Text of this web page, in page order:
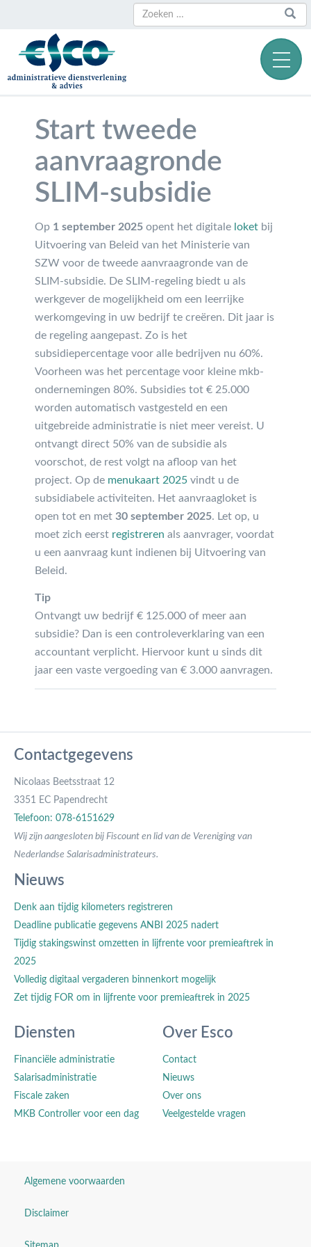
Zoeken
Zoeken
naar:
Start tweede
aanvraagronde
SLIM-subsidie
Op 1 september 2025 opent het digitale loket bij
Uitvoering van Beleid van het Ministerie van
SZW voor de tweede aanvraagronde van de
SLIM-subsidie. De SLIM-regeling biedt u als
werkgever de mogelijkheid om een leerrijke
werkomgeving in uw bedrijf te creëren. Dit jaar is
de regeling aangepast. Zo is het
subsidiepercentage voor alle bedrijven nu 60%.
Voorheen was het percentage voor kleine mkb-
ondernemingen 80%. Subsidies tot € 25.000
worden automatisch vastgesteld en een
uitgebreide administratie is niet meer vereist. U
ontvangt direct 50% van de subsidie als
voorschot, de rest volgt na afloop van het
project. Op de menukaart 2025 vindt u de
subsidiabele activiteiten. Het aanvraagloket is
open tot en met 30 september 2025. Let op, u
moet zich eerst registreren als aanvrager, voordat
u een aanvraag kunt indienen bij Uitvoering van
Beleid.
Tip
Ontvangt uw bedrijf € 125.000 of meer aan
subsidie? Dan is een controleverklaring van een
accountant verplicht. Hiervoor kunt u sinds dit
jaar een vaste vergoeding van € 3.000 aanvragen.
Contactgegevens
Nicolaas Beetsstraat 12
3351 EC Papendrecht
Telefoon: 078-6151629
Wij zijn aangesloten bij Fiscount en lid van de Vereniging van
Nederlandse Salarisadministrateurs.
Nieuws
Denk aan tijdig kilometers registreren
Deadline publicatie gegevens ANBI 2025 nadert
Tijdig stakingswinst omzetten in lijfrente voor premieaftrek in
2025
Volledig digitaal vergaderen binnenkort mogelijk
Zet tijdig FOR om in lijfrente voor premieaftrek in 2025
Diensten
Financiële administratie
Salarisadministratie
Fiscale zaken
MKB Controller voor een dag
Over Esco
Contact
Nieuws
Over ons
Veelgestelde vragen
Algemene voorwaarden
Disclaimer